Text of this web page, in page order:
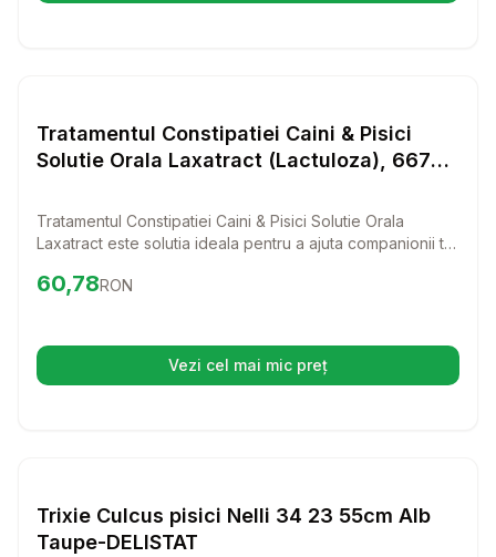
Paturi si Perne Pisici
Tratamentul Constipatiei Caini & Pisici
Solutie Orala Laxatract (Lactuloza), 667
Tratamentul Constipatiei Caini & Pisici Solutie Orala
Laxatract este solutia ideala pentru a ajuta companionii tai
formula bazata pe lactuloza, acest produs este usor de
Preț:60.78
60,78RON
Vezi cel mai mic preț(se deschide într-o filă nouă)
Paturi si Perne Pisici
Trixie Culcus pisici Nelli 34 23 55cm Alb
Taupe-DELISTAT